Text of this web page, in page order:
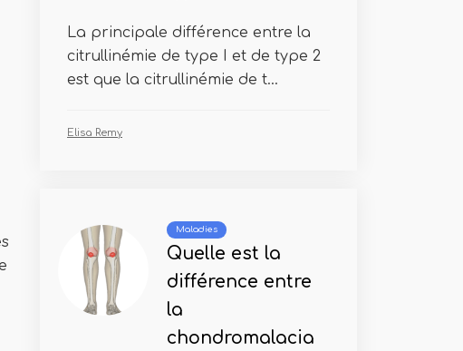
La principale différence entre la
citrullinémie de type I et de type 2
est que la citrullinémie de t...
Elisa Remy
Maladies
Quelle est la
différence entre
la
chondromalacia